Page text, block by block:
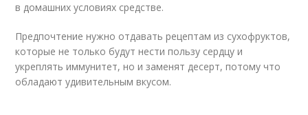
в домашних условиях средстве.
Предпочтение нужно отдавать рецептам из сухофруктов,
которые не только будут нести пользу сердцу и
укреплять иммунитет, но и заменят десерт, потому что
обладают удивительным вкусом.